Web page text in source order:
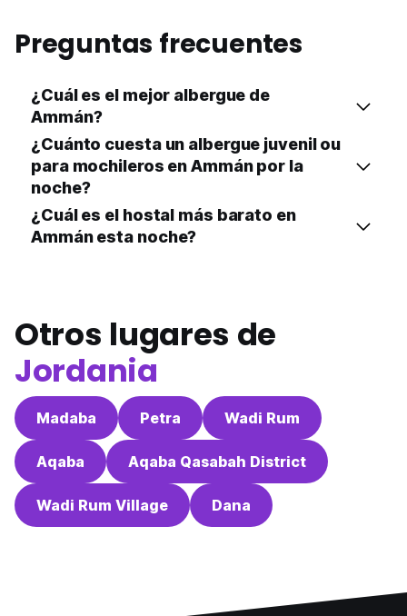
Preguntas frecuentes
¿Cuál es el mejor albergue de
Ammán?
¿Cuánto cuesta un albergue juvenil ou
para mochileros en Ammán por la
noche?
¿Cuál es el hostal más barato en
Ammán esta noche?
Otros lugares de
Jordania
Madaba Petra Wadi Rum
Aqaba Aqaba Qasabah District
Wadi Rum Village Dana